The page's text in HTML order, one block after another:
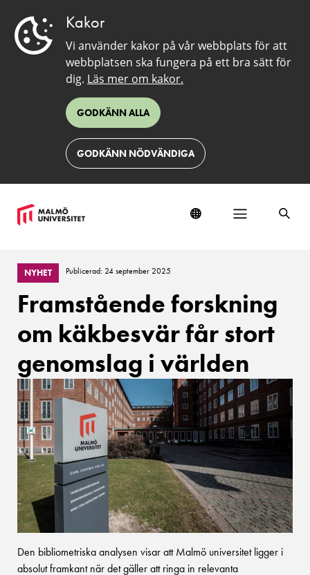
Kakor
Vi använder kakor på vår webbplats för att
webbplatsen ska fungera på ett bra sätt för
dig. Läs mer om kakor.
GODKÄNN ALLA
GODKÄNN NÖDVÄNDIGA
NYHET Publicerad: 24 september 2025
Framstående forskning
om käkbesvär får stort
genomslag i världen
Den bibliometriska analysen visar att Malmö universitet ligger i
absolut framkant när det gäller att ringa in relevanta